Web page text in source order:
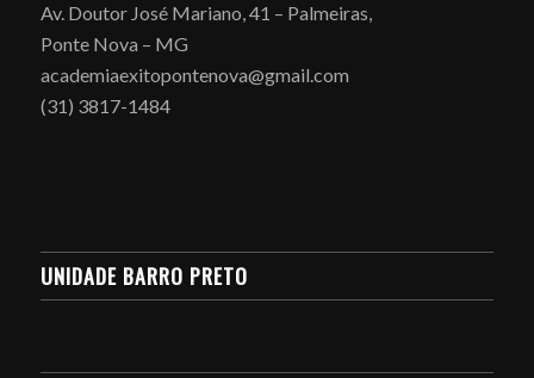
Av. Doutor José Mariano, 41 – Palmeiras,
Ponte Nova – MG
academiaexitopontenova@gmail.com
(31) 3817-1484
UNIDADE BARRO PRETO